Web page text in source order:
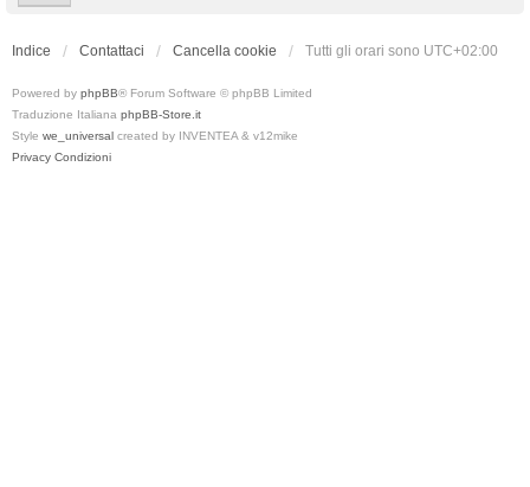
Indice Contattaci Cancella cookie Tutti gli orari sono UTC+02:00
Powered by phpBB® Forum Software © phpBB Limited
Traduzione Italiana phpBB-Store.it
Style we_universal created by INVENTEA & v12mike
Privacy Condizioni